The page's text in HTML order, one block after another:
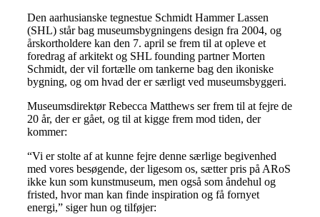
Den aarhusianske tegnestue Schmidt Hammer Lassen
(SHL) står bag museumsbygningens design fra 2004, og
årskortholdere kan den 7. april se frem til at opleve et
foredrag af arkitekt og SHL founding partner Morten
Schmidt, der vil fortælle om tankerne bag den ikoniske
bygning, og om hvad der er særligt ved museumsbyggeri.
Museumsdirektør Rebecca Matthews ser frem til at fejre de
20 år, der er gået, og til at kigge frem mod tiden, der
kommer:
“Vi er stolte af at kunne fejre denne særlige begivenhed
med vores besøgende, der ligesom os, sætter pris på ARoS
ikke kun som kunstmuseum, men også som åndehul og
fristed, hvor man kan finde inspiration og få fornyet
energi,” siger hun og tilføjer: